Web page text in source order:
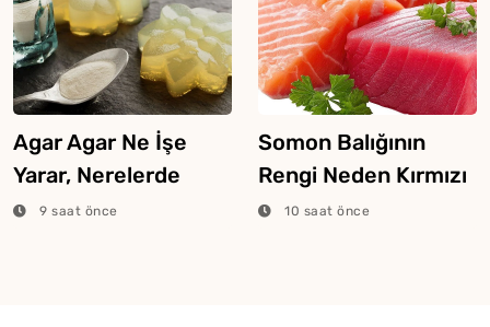
Agar Agar Ne İşe
Yarar, Nerelerde
Kullanılır?
9 saat önce
Somon Balığının
Rengi Neden Kırmızı
Veya Pembe Olur?
10 saat önce